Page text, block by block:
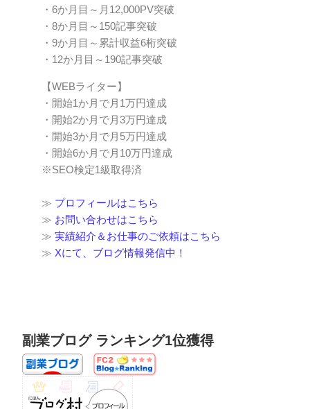
・6か月目～月12,000PV突破
・8か月目～150記事突破
・9か月目～累計収益6桁突破
・12か月目～190記事突破
【WEBライター】
・開始1か月で月1万円達成
・開始2か月で月3万円達成
・開始3か月で月5万円達成
・開始6か月で月10万円達成
※SEO検定1級取得済
≫ プロフィールはこちら
≫ お問い合わせはこちら
≫ 実績紹介＆お仕事のご依頼はこちら
≫ Xにて、ブログ情報発信中！
副業ブログ ランキング1位獲得